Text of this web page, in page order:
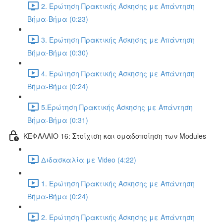
2. Ερώτηση Πρακτικής Άσκησης με Απάντηση
Βήμα-Βήμα (0:23)
3. Ερώτηση Πρακτικής Άσκησης με Απάντηση
Βήμα-Βήμα (0:30)
4. Ερώτηση Πρακτικής Άσκησης με Απάντηση
Βήμα-Βήμα (0:24)
5.Ερώτηση Πρακτικής Άσκησης με Απάντηση
Βήμα-Βήμα (0:31)
ΚΕΦΑΛΑΙΟ 16: Στοίχιση και ομαδοποίηση των Modules
Διδασκαλία με Video (4:22)
1. Ερώτηση Πρακτικής Άσκησης με Απάντηση
Βήμα-Βήμα (0:24)
2. Ερώτηση Πρακτικής Άσκησης με Απάντηση